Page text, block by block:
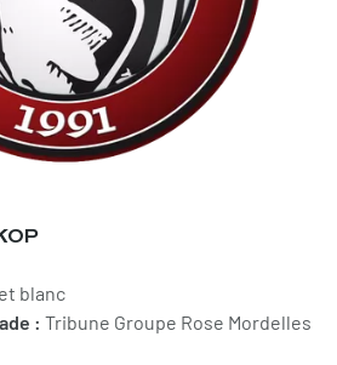
blanc
: Tribune Groupe Rose Mordelles